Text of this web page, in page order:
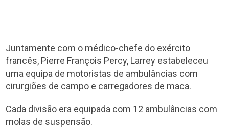
Juntamente com o médico-chefe do exército
francês, Pierre François Percy, Larrey estabeleceu
uma equipa de motoristas de ambulâncias com
cirurgiões de campo e carregadores de maca.
Cada divisão era equipada com 12 ambulâncias com
molas de suspensão.